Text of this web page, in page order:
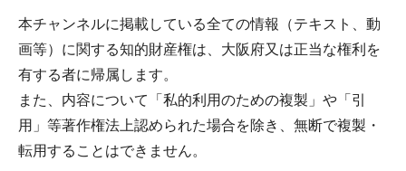
本チャンネルに掲載している全ての情報（テキスト、動
画等）に関する知的財産権は、大阪府又は正当な権利を
有する者に帰属します。
また、内容について「私的利用のための複製」や「引
用」等著作権法上認められた場合を除き、無断で複製・
転用することはできません。